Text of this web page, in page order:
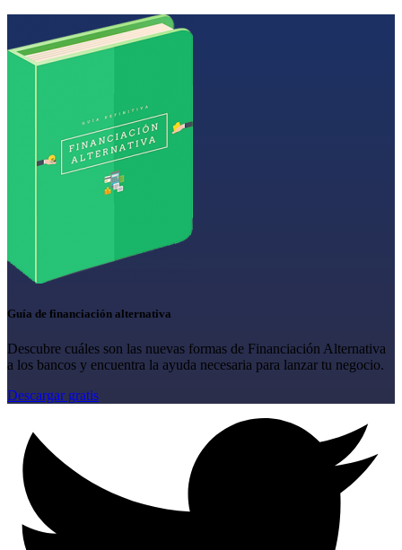
Guía de financiación alternativa
Descubre cuáles son las nuevas formas de Financiación Alternativa
a los bancos y encuentra la ayuda necesaria para lanzar tu negocio.
Descargar gratis